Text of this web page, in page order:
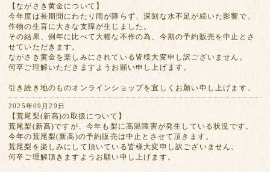
【ながさき黄金について】
今年度は長期間にわたり雨が降らず、深刻な水不足が続いた影響で、
作物の生育に大きな支障が生じました。
その結果、例年に比べて大幅な不作の為、今期の予約販売を中止とさ
せていただきます。
ながさき黄金を楽しみにされている皆様大変申し訳ございません。
何卒ご理解いただきますようお願い申し上げます。
引き続き地のものオンラインショップを宜しくお願い申し上げます。
2025年09月29日
【荒尾梨(新高)の取扱について】
荒尾梨(新高)ですが、今年も梨に高温障害が発生している状況です。
今年の荒尾梨(新高)の予約販売は中止とさせて頂きます。
荒尾梨を楽しみにして頂いている皆様大変申し訳ございません。
何卒ご理解頂きますようお願い申し上げます。